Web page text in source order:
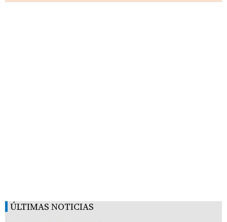
ÚLTIMAS NOTICIAS